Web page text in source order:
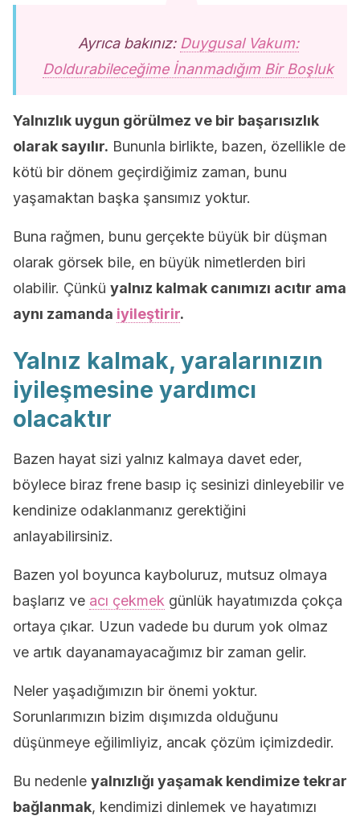
Ayrıca bakınız: Duygusal Vakum:
Doldurabileceğime İnanmadığım Bir Boşluk
Yalnızlık uygun görülmez ve bir başarısızlık
olarak sayılır. Bununla birlikte, bazen, özellikle de
kötü bir dönem geçirdiğimiz zaman, bunu
yaşamaktan başka şansımız yoktur.
Buna rağmen, bunu gerçekte büyük bir düşman
olarak görsek bile, en büyük nimetlerden biri
olabilir. Çünkü yalnız kalmak canımızı acıtır ama
aynı zamanda iyileştirir.
Yalnız kalmak, yaralarınızın
iyileşmesine yardımcı
olacaktır
Bazen hayat sizi yalnız kalmaya davet eder,
böylece biraz frene basıp iç sesinizi dinleyebilir ve
kendinize odaklanmanız gerektiğini
anlayabilirsiniz.
Bazen yol boyunca kayboluruz, mutsuz olmaya
başlarız ve acı çekmek günlük hayatımızda çokça
ortaya çıkar. Uzun vadede bu durum yok olmaz
ve artık dayanamayacağımız bir zaman gelir.
Neler yaşadığımızın bir önemi yoktur.
Sorunlarımızın bizim dışımızda olduğunu
düşünmeye eğilimliyiz, ancak çözüm içimizdedir.
Bu nedenle yalnızlığı yaşamak kendimize tekrar
bağlanmak, kendimizi dinlemek ve hayatımızı